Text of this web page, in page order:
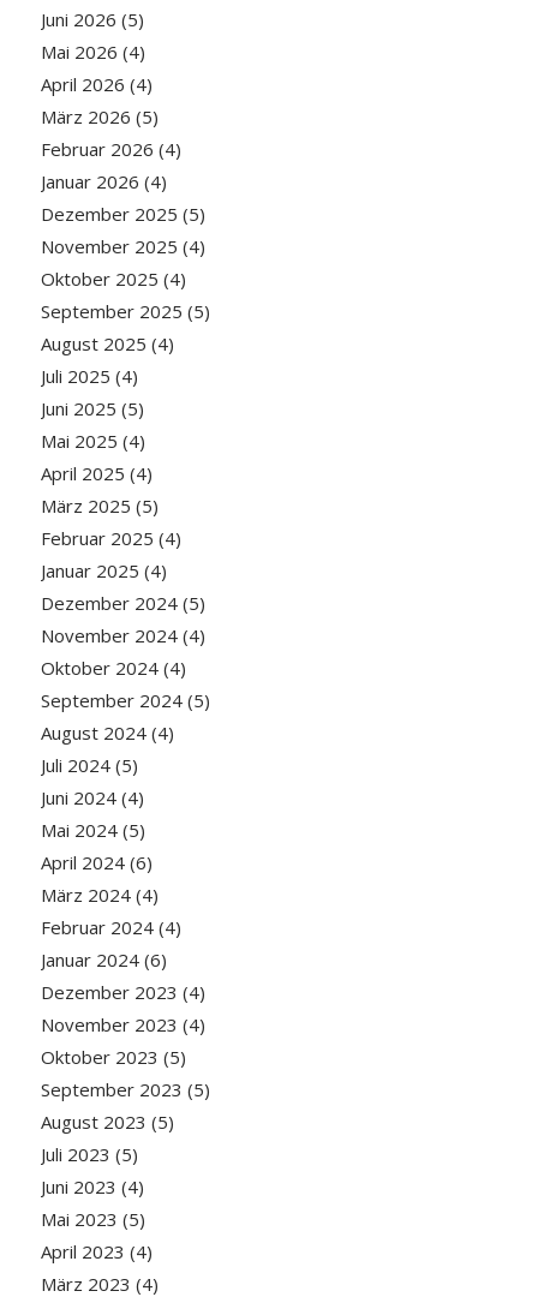
Juni 2026 (5)
Mai 2026 (4)
April 2026 (4)
März 2026 (5)
Februar 2026 (4)
Januar 2026 (4)
Dezember 2025 (5)
November 2025 (4)
Oktober 2025 (4)
September 2025 (5)
August 2025 (4)
Juli 2025 (4)
Juni 2025 (5)
Mai 2025 (4)
April 2025 (4)
März 2025 (5)
Februar 2025 (4)
Januar 2025 (4)
Dezember 2024(5)
November 2024(4)
Oktober 2024(4)
September 2024(5)
August 2024(4)
Juli 2024(5)
Juni 2024(4)
Mai 2024(5)
April 2024(6)
März 2024(4)
Februar 2024(4)
Januar 2024(6)
Dezember 2023 (4)
November 2023 (4)
Oktober 2023 (5)
September 2023 (5)
August 2023 (5)
Juli 2023 (5)
Juni 2023 (4)
Mai 2023 (5)
April 2023 (4)
März 2023 (4)